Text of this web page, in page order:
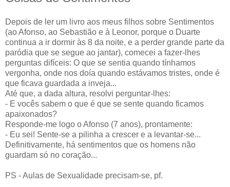
Depois de ler um livro aos meus filhos sobre Sentimentos
(ao Afonso, ao Sebastião e à Leonor, porque o Duarte
continua a ir dormir às 8 da noite, e a perder grande parte da
paródia que se segue ao jantar), comecei a fazer-lhes
perguntas difíceis: O que se sentia quando tínhamos
vergonha, onde nos doía quando estávamos tristes, onde é
que ficava guardada a inveja...
Até que, a dada altura, resolvi perguntar-lhes:
- E vocês sabem o que é que se sente quando ficamos
apaixonados?
Responde-me logo o Afonso (7 anos), prontamente:
- Eu sei! Sente-se a pilinha a crescer e a levantar-se...
Definitivamente, há sentimentos que os homens não
guardam só no coração...
PS - Aulas de Sexualidade precisam-se, pf.